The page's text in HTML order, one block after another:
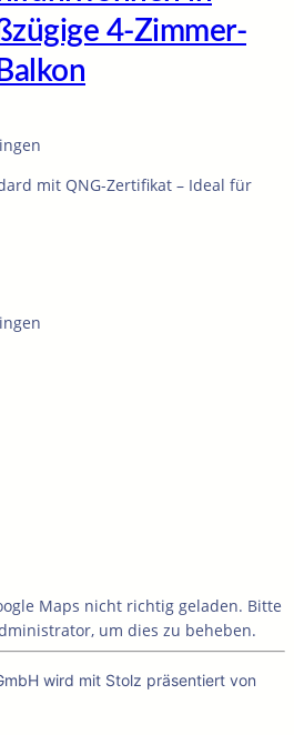
4-Zimmer-
mit QNG-Zertifikat – Ideal für
Maps nicht richtig geladen. Bitte
um dies zu beheben.
wird mit Stolz präsentiert von